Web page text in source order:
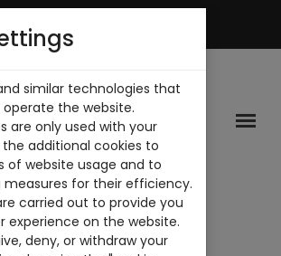
Español
similar technologies that
the website.
are only used with your
additional cookies to
of website usage and to
for their efficiency.
carried out to provide you
experience on the website.
deny, or withdraw your